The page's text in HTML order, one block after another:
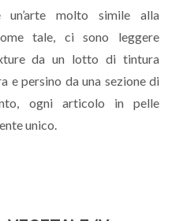
molto simile alla
tale, ci sono leggere
da un lotto di tintura
e persino da una sezione di
ogni articolo in pelle
unico.